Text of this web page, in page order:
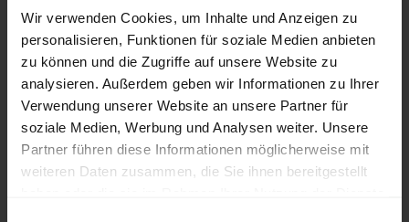
Wir verwenden Cookies, um Inhalte und Anzeigen zu
personalisieren, Funktionen für soziale Medien anbieten
zu können und die Zugriffe auf unsere Website zu
analysieren. Außerdem geben wir Informationen zu Ihrer
Verwendung unserer Website an unsere Partner für
soziale Medien, Werbung und Analysen weiter. Unsere
Partner führen diese Informationen möglicherweise mit
weiteren Daten zusammen, die Sie ihnen bereitgestellt
Um ein ausführliches Preisangebot undnähere Pellets-
Informationen
zu erhalten, wählen Sie bitteIhren Ort
dem Landkreis Regionalverband Saarbrücken
Friedrichsthal
Großrosseln
Heusweiler
Kleinblittersdorf